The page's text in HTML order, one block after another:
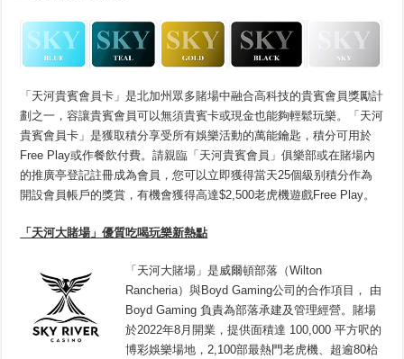
「天河貴賓會員卡」是北加州眾多賭場中融合高科技的貴賓會員獎勵計
劃之一，容讓貴賓會員可以無須貴賓卡或現金也能夠輕鬆玩樂。「天河
貴賓會員卡」是獲取積分享受所有娛樂活動的萬能鑰匙，積分可用於
Free Play或作餐飲付費。請親臨「天河貴賓會員」俱樂部或在賭場內
的推廣亭登記註冊成為會員，您可以立即獲得當天25個級别積分作為
開設會員帳戶的獎賞，有機會獲得高達$2,500老虎機遊戲Free Play。
「天河大賭場」優質吃喝玩樂新熱點
「天河大賭場」是威爾頓部落（Wilton
Rancheria）與Boyd Gaming公司的合作項目， 由
Boyd Gaming 負責為部落承建及管理經營。賭場
於2022年8月開業，提供面積達 100,000 平方呎的
博彩娛樂場地，2,100部最熱門老虎機、超逾80枱